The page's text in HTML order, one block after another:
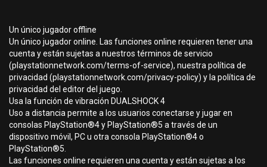
Un único jugador offline
Un único jugador online. Las funciones online requieren tener una
cuenta y están sujetas a nuestros términos de servicio
(playstationnetwork.com/terms-of-service), nuestra política de
privacidad (playstationnetwork.com/privacy-policy) y la política de
privacidad del editor del juego.
Usa la función de vibración DUALSHOCK 4
Uso a distancia permite a los usuarios conectarse y jugar en
consolas PlayStation®4 y PlayStation®5 a través de un
dispositivo móvil, PC u otra consola PlayStation®4 o
PlayStation®5.
Las funciones online requieren una cuenta y están sujetas a los